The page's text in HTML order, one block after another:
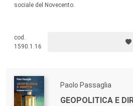
sociale del Novecento.
cod.
1590.1.16
Paolo Passaglia
GEOPOLITICA E